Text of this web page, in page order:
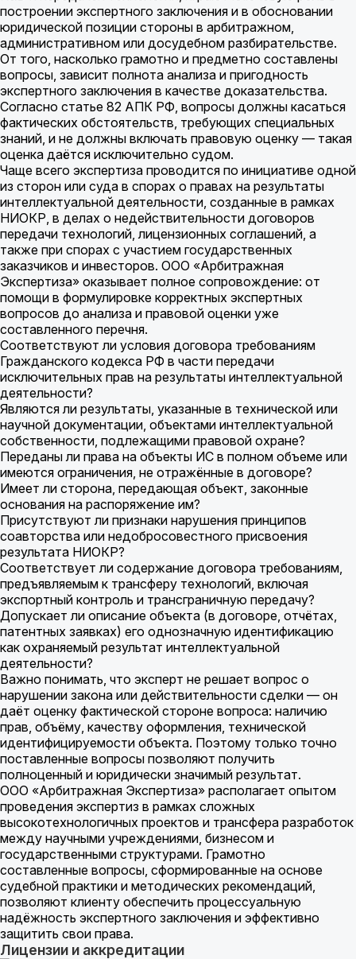
построении экспертного заключения и в обосновании
юридической позиции стороны в арбитражном,
административном или досудебном разбирательстве.
От того, насколько грамотно и предметно составлены
вопросы, зависит полнота анализа и пригодность
экспертного заключения в качестве доказательства.
Согласно статье 82 АПК РФ, вопросы должны касаться
фактических обстоятельств, требующих специальных
знаний, и не должны включать правовую оценку — такая
оценка даётся исключительно судом.
Чаще всего экспертиза проводится по инициативе одной
из сторон или суда в спорах о правах на результаты
интеллектуальной деятельности, созданные в рамках
НИОКР, в делах о недействительности договоров
передачи технологий, лицензионных соглашений, а
также при спорах с участием государственных
заказчиков и инвесторов. ООО «Арбитражная
Экспертиза» оказывает полное сопровождение: от
помощи в формулировке корректных экспертных
вопросов до анализа и правовой оценки уже
составленного перечня.
Соответствуют ли условия договора требованиям
Гражданского кодекса РФ в части передачи
исключительных прав на результаты интеллектуальной
деятельности?
Являются ли результаты, указанные в технической или
научной документации, объектами интеллектуальной
собственности, подлежащими правовой охране?
Переданы ли права на объекты ИС в полном объеме или
имеются ограничения, не отражённые в договоре?
Имеет ли сторона, передающая объект, законные
основания на распоряжение им?
Присутствуют ли признаки нарушения принципов
соавторства или недобросовестного присвоения
результата НИОКР?
Соответствует ли содержание договора требованиям,
предъявляемым к трансферу технологий, включая
экспортный контроль и трансграничную передачу?
Допускает ли описание объекта (в договоре, отчётах,
патентных заявках) его однозначную идентификацию
как охраняемый результат интеллектуальной
деятельности?
Важно понимать, что эксперт не решает вопрос о
нарушении закона или действительности сделки — он
даёт оценку фактической стороне вопроса: наличию
прав, объёму, качеству оформления, технической
идентифицируемости объекта. Поэтому только точно
поставленные вопросы позволяют получить
полноценный и юридически значимый результат.
ООО «Арбитражная Экспертиза» располагает опытом
проведения экспертиз в рамках сложных
высокотехнологичных проектов и трансфера разработок
между научными учреждениями, бизнесом и
государственными структурами. Грамотно
составленные вопросы, сформированные на основе
судебной практики и методических рекомендаций,
позволяют клиенту обеспечить процессуальную
надёжность экспертного заключения и эффективно
защитить свои права.
Лицензии и аккредитации